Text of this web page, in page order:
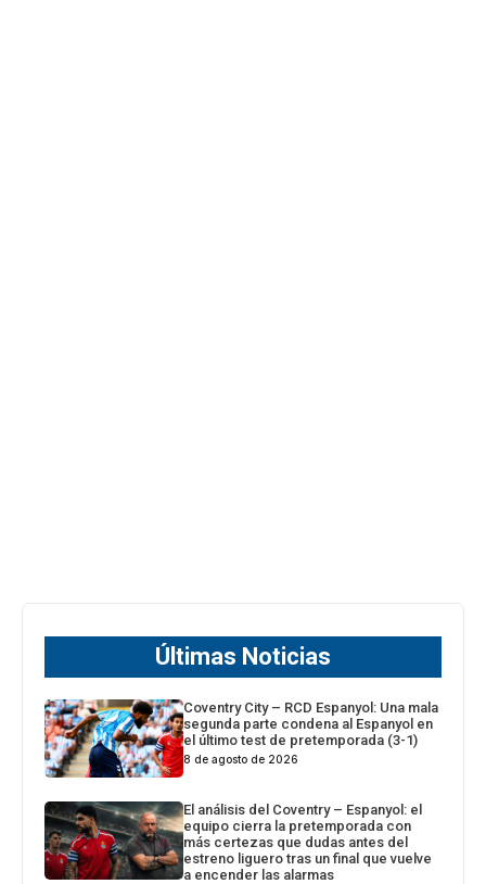
Últimas Noticias
Coventry City – RCD Espanyol: Una mala
segunda parte condena al Espanyol en
el último test de pretemporada (3-1)
8 de agosto de 2026
El análisis del Coventry – Espanyol: el
equipo cierra la pretemporada con
más certezas que dudas antes del
estreno liguero tras un final que vuelve
a encender las alarmas